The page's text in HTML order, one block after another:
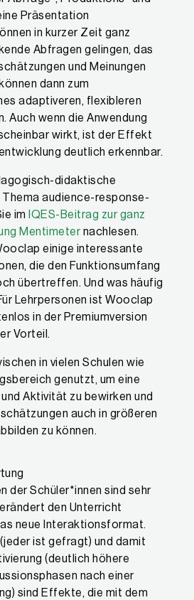
Präsentation
in kurzer Zeit ganz
Abfragen gelingen, das
und Meinungen
dann zum
adaptiveren, flexibleren
Auch wenn die Anwendung
wirkt, ist der Effekt
deutlich erkennbar.
didaktische
Thema audience-response-
im IQES-Beitrag zur ganz
Mentimeter nachlesen.
einige interessante
die den Funktionsumfang
übertreffen. Und was häufig
Lehrpersonen ist Wooclap
in der Premiumversion
Vorteil.
in vielen Schulen wie
genutzt, um eine
Aktivität zu bewirken und
auch in größeren
zu können.
der Schüler*innen sind sehr
den Unterricht
neue Interaktionsformat.
ist gefragt) und damit
(deutlich höhere
nach einer
sind Effekte, die mit dem